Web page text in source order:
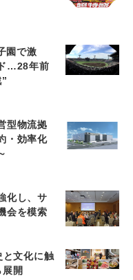
園で激
…28年前
型物流拠
・効率化
化し、サ
会を模索
と文化に触
開